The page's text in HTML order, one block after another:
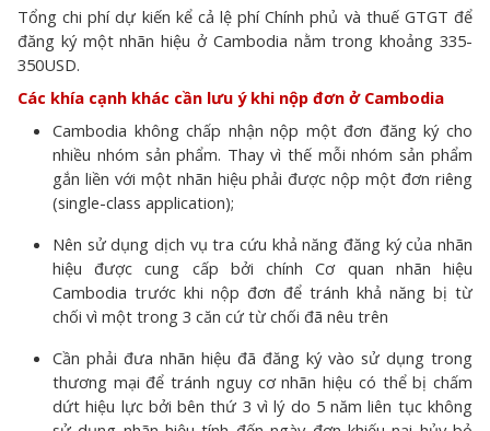
Tổng chi phí dự kiến kể cả lệ phí Chính phủ và thuế GTGT để
đăng ký một nhãn hiệu ở Cambodia nằm trong khoảng 335-
350USD.
Các khía cạnh khác cần lưu ý khi nộp đơn ở Cambodia
Cambodia không chấp nhận nộp một đơn đăng ký cho
nhiều nhóm sản phẩm. Thay vì thế mỗi nhóm sản phẩm
gắn liền với một nhãn hiệu phải được nộp một đơn riêng
(single-class application);
Nên sử dụng dịch vụ tra cứu khả năng đăng ký của nhãn
hiệu được cung cấp bởi chính Cơ quan nhãn hiệu
Cambodia trước khi nộp đơn để tránh khả năng bị từ
chối vì một trong 3 căn cứ từ chối đã nêu trên
Cần phải đưa nhãn hiệu đã đăng ký vào sử dụng trong
thương mại để tránh nguy cơ nhãn hiệu có thể bị chấm
dứt hiệu lực bởi bên thứ 3 vì lý do 5 năm liên tục không